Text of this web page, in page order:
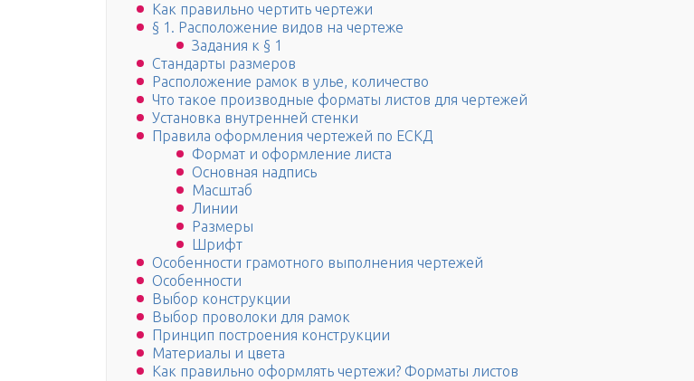
Как правильно чертить чертежи
§ 1. Расположение видов на чертеже
Задания к § 1
Стандарты размеров
Расположение рамок в улье, количество
Что такое производные форматы листов для чертежей
Установка внутренней стенки
Правила оформления чертежей по ЕСКД
Формат и оформление листа
Основная надпись
Масштаб
Линии
Размеры
Шрифт
Особенности грамотного выполнения чертежей
Особенности
Выбор конструкции
Выбор проволоки для рамок
Принцип построения конструкции
Материалы и цвета
Как правильно оформлять чертежи? Форматы листов